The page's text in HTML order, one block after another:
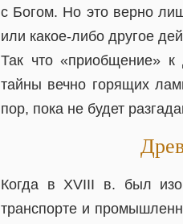
с Богом. Но это верно
или какое-либо другое
Так что «приобщение» к
тайны вечно горящих
пор, пока не будет
Когда в XVIII в. был
транспорте и